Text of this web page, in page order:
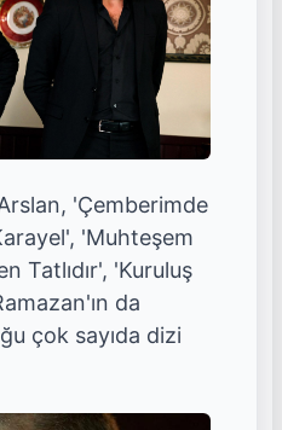
'Çemberimde
'Muhteşem
Tatlıdır', 'Kuruluş
da
çok sayıda dizi